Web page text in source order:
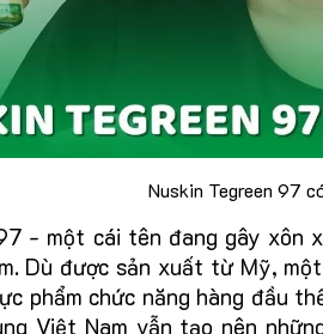
Nuskin Tegreen 97
- một cái tên đang gây
Dù được sản xuất từ Mỹ,
phẩm chức năng hàng đầu
Việt Nam vẫn tạo nên